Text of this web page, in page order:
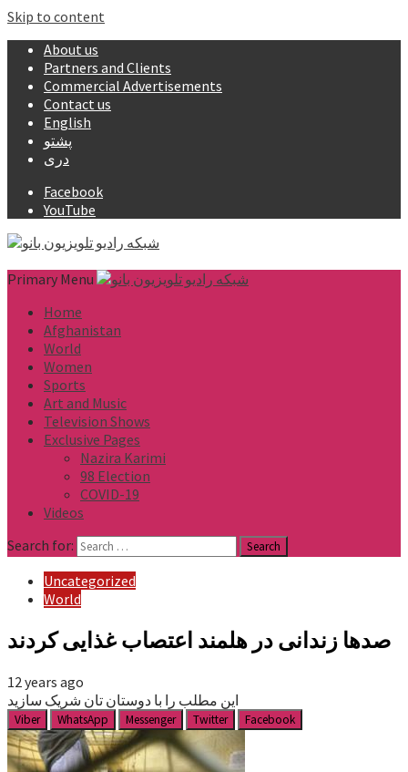
Skip to content
About us
Partners and Clients
Commercial Advertisements
Contact us
English
پشتو
دری
Facebook
YouTube
Primary Menu
Home
Afghanistan
World
Women
Sports
Art and Music
Television Shows
Exclusive Pages
Nazira Karimi
98 Election
COVID-19
Videos
Search for:
Uncategorized
World
صدها زندانی در هلمند اعتصاب غذایی کردند
12 years ago
این مطلب را با دوستان تان شریک سازید
Viber WhatsApp Messenger Twitter Facebook